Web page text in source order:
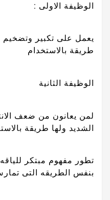
الوظيفة الاولى :
يعمل على تكبير
طريقة بالاستخدام
الوظيفة الثانية
لمن يعانون من ضعف
الشديد ولها طريقة
تطور مفهوم مبتكر
بنفس الطريقه التى